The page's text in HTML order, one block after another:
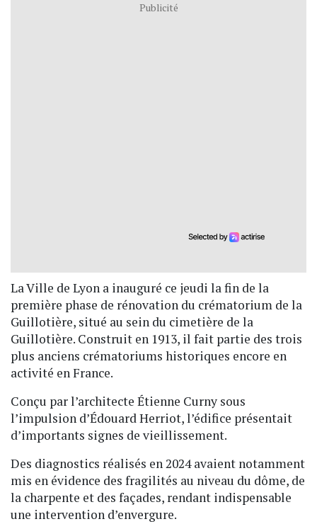
Publicité
La Ville de Lyon a inauguré ce jeudi la fin de la
première phase de rénovation du crématorium de la
Guillotière, situé au sein du cimetière de la
Guillotière. Construit en 1913, il fait partie des trois
plus anciens crématoriums historiques encore en
activité en France.
Conçu par l’architecte Étienne Curny sous
l’impulsion d’Édouard Herriot, l’édifice présentait
d’importants signes de vieillissement.
Des diagnostics réalisés en 2024 avaient notamment
mis en évidence des fragilités au niveau du dôme, de
la charpente et des façades, rendant indispensable
une intervention d’envergure.